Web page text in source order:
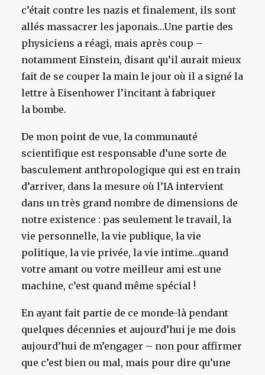
c’était contre les nazis et finalement, ils sont
allés massacrer les japonais…Une partie des
physiciens a réagi, mais après coup –
notamment Einstein, disant qu’il aurait mieux
fait de se couper la main le jour où il a signé la
lettre à Eisenhower l’incitant à fabriquer
la bombe.
De mon point de vue, la communauté
scientifique est responsable d’une sorte de
basculement anthropologique qui est en train
d’arriver, dans la mesure où l’IA intervient
dans un très grand nombre de dimensions de
notre existence : pas seulement le travail, la
vie personnelle, la vie publique, la vie
politique, la vie privée, la vie intime…quand
votre amant ou votre meilleur ami est une
machine, c’est quand même spécial !
En ayant fait partie de ce monde-là pendant
quelques décennies et aujourd’hui je me dois
aujourd’hui de m’engager – non pour affirmer
que c’est bien ou mal, mais pour dire qu’une